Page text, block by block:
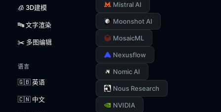
🧊 3D建模
🔤 文字渲染
✂️ 多图编辑
语言
🇬🇧 英语
🇨🇳 中文
Mistral AI
Moonshot AI
MosaicML
Nexusflow
Nomic AI
Nous Research
NVIDIA